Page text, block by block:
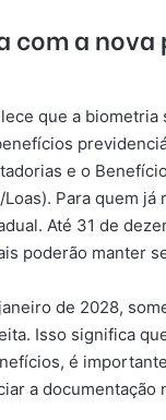
com a
que a biometria
e o
Loas). Para quem
Até 31 de
poderão manter
de 2028,
Isso significa
é
a documentação